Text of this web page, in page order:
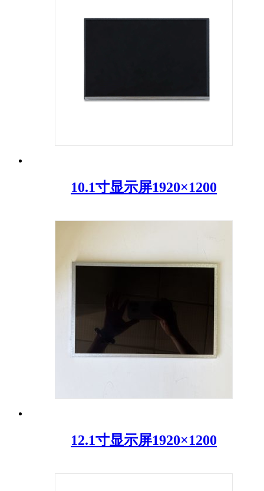
10.1寸显示屏1920×1200
12.1寸显示屏1920×1200